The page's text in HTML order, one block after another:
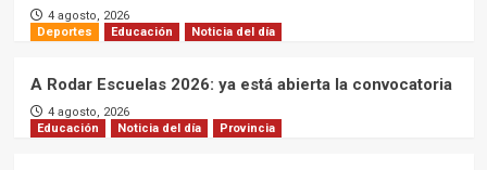
4 agosto, 2026
Deportes
Educación Noticia del día
A Rodar Escuelas 2026: ya está abierta la convocatoria
4 agosto, 2026
Educación
Noticia del día Provincia